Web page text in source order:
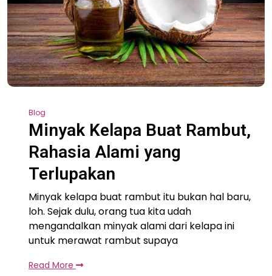
Blog
Minyak Kelapa Buat Rambut,
Rahasia Alami yang
Terlupakan
Minyak kelapa buat rambut itu bukan hal baru,
loh. Sejak dulu, orang tua kita udah
mengandalkan minyak alami dari kelapa ini
untuk merawat rambut supaya
Read More